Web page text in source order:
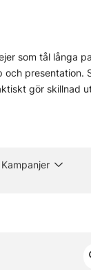
som tål långa
och presentation.
gör skillnad
en rulle som
att chansa sig
Kampanjer